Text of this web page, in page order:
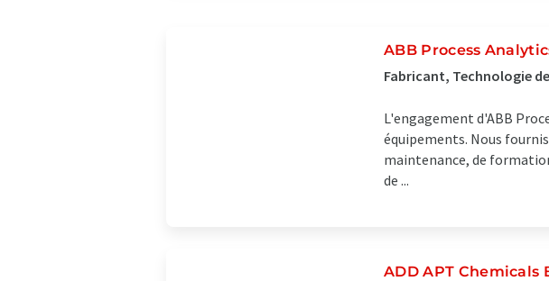
ABB Process
Fabricant, Technologie
L'engagement d'ABB
équipements. Nous
maintenance, de
de ...
ADD APT Chemicals